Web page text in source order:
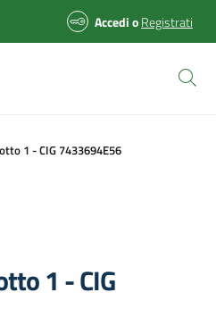
AccedioRegistrati
1 - CIG 7433694E56
1 - CIG